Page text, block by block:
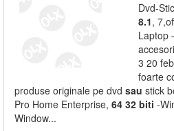
Dvd-
8.1,
Laptop
3 20
foarte
produse originale pe dvd sau stick
Pro Home Enterprise, 64 32 biti -
Window...